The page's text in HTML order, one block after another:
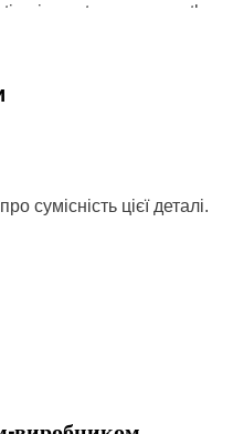
impact energy exactly
effort and improving task
reduces the chance of
components during
and bolt removal.
greater than 2-1/2 inch
сумісність цієї деталі.